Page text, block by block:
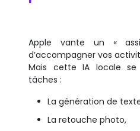
Apple vante un «
d’accompagner vos
Mais cette IA locale
tâches :
La génération de
La retouche photo,